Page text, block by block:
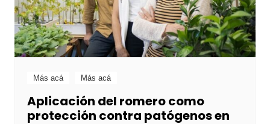
Más acá Más acá
Aplicación del romero como
protección contra patógenos en